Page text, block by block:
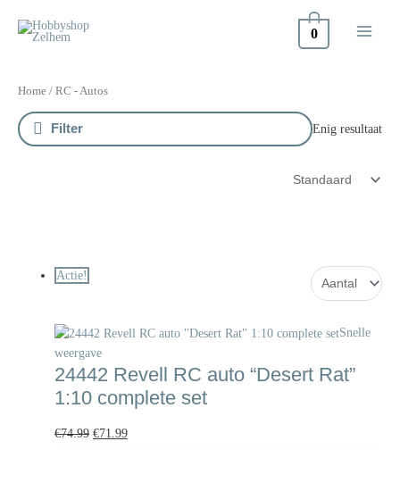
naar
0
Home / RC - Autos
Filter Enig resultaat
Actie!
Snelle
weergave
24442 Revell RC auto “Desert Rat”
1:10 complete set
€74.99
prijs
was:
€71.99
is: